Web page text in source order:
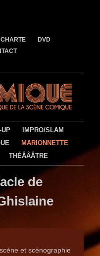
DVD
UP
IMPRO/SLAM
MARIONNETTE
THÉÂÂÂTRE
de
et scénographie